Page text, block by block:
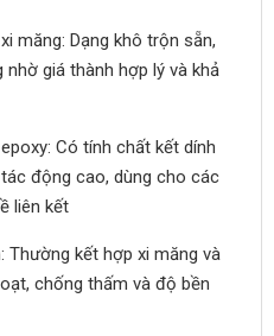
măng: Dạng khô trộn sẵn,
giá thành hợp lý và khả
Có tính chất kết dính
động cao, dùng cho các
liên kết
kết hợp xi măng và
chống thấm và độ bền